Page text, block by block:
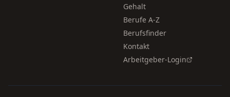
Gehalt
Berufe A-Z
Berufsfinder
Kontakt
Arbeitgeber-Login